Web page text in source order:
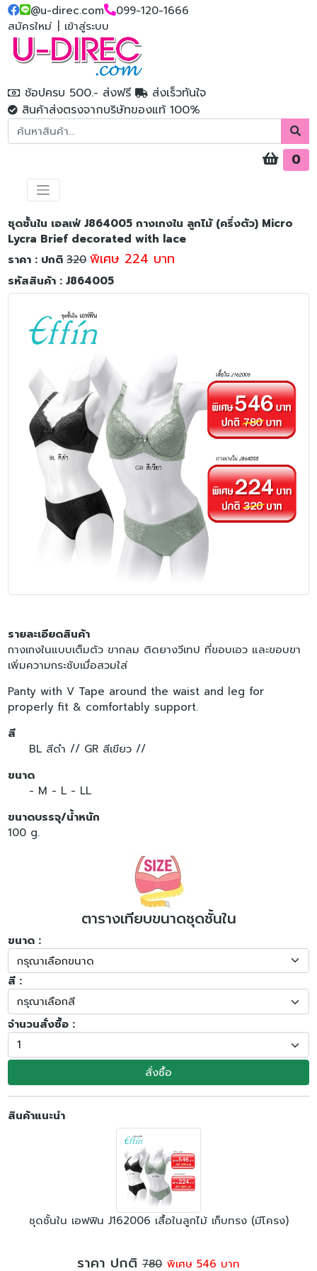
@u-direc.com
099-120-1666
สมัครใหม่
เข้าสู่ระบบ
ช้อปครบ 500.- ส่งฟรี
ส่งเร็วทันใจ
สินค้าส่งตรงจากบริษัทของแท้ 100%
0
ชุดชั้นใน เอลเฟ่ J864005 กางเกงใน ลูกไม้ (ครึ่งตัว) Micro
Lycra Brief decorated with lace
ราคา : ปกติ320 พิเศษ 224 บาท
รหัสสินค้า : J864005
รายละเอียดสินค้า
กางเกงในแบบเต็มตัว ขากลม ติดยางวีเทป ที่ขอบเอว และขอบขา
เพิ่มความกระชับเมื่อสวมใส่
Panty with V Tape around the waist and leg for
properly fit & comfortably support.
สี
BL สีดำ // GR สีเขียว //
ขนาด
- M - L - LL
ขนาดบรรจุ/น้ำหนัก
100 g.
ตารางเทียบขนาดชุดชั้นใน
ขนาด :
สี :
จำนวนสั่งซื้อ :
สั่งซื้อ
สินค้าแนะนำ
ชุดชั้นใน เอฟฟิน J162006 เสื้อในลูกไม้ เก็บทรง (มีโครง)
ราคา ปกติ 780 พิเศษ 546 บาท